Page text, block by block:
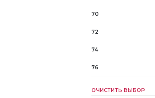
70
72
74
76
ОЧИСТИТЬ ВЫБОР